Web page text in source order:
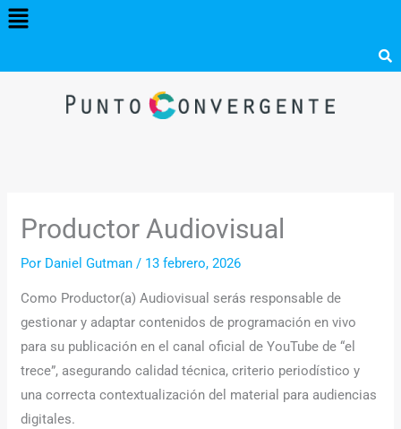
Menú
Productor Audiovisual
Por Daniel Gutman/ 13 febrero, 2026
Como Productor(a) Audiovisual serás responsable de
gestionar y adaptar contenidos de programación en vivo
para su publicación en el canal oficial de YouTube de “el
trece”, asegurando calidad técnica, criterio periodístico y
una correcta contextualización del material para audiencias
digitales.